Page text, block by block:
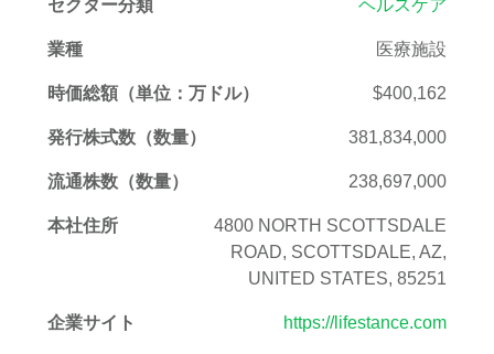
セクター分類 ヘルスケア
業種 医療施設
時価総額（単位：万ドル） $400,162
発行株式数（数量） 381,834,000
流通株数（数量） 238,697,000
本社住所
4800 NORTH SCOTTSDALE
ROAD, SCOTTSDALE, AZ,
UNITED STATES, 85251
企業サイト https://lifestance.com